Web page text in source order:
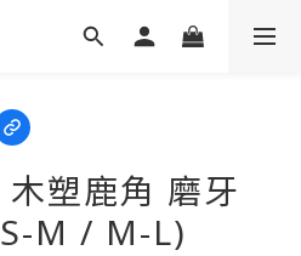
塑鹿角 磨牙
M / M-L)